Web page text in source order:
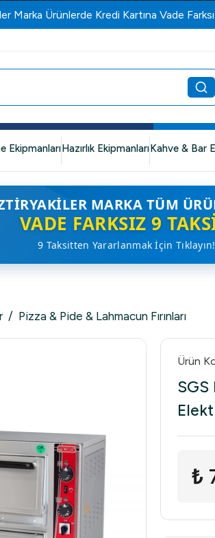
Marka Ürünlerde Kredi Kartına Vade
EkipmanlarıHazırlık EkipmanlarıKahve & Bar
MARKA TÜM
VADE FARKSIZ 9
9 Taksitten Yararlanmak İçin Tıklayın!
/ Pizza & Pide & Lahmacun Fırınları
Ürün
SGS
₺